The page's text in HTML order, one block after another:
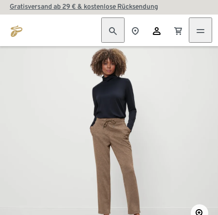
Gratisversand ab 29 € & kostenlose Rücksendung